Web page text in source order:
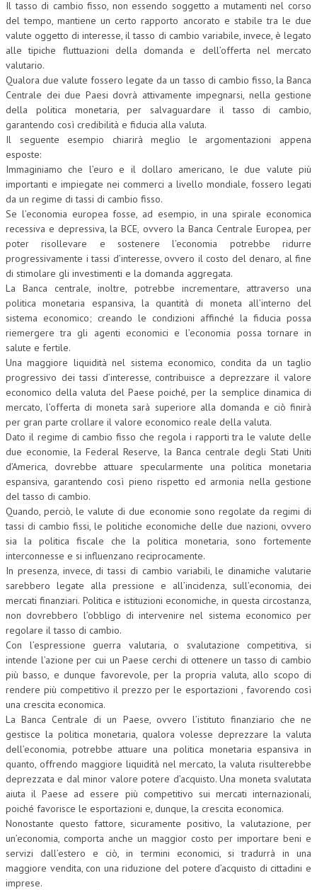
Il tasso di cambio fisso, non essendo soggetto a mutamenti nel corso
del tempo, mantiene un certo rapporto ancorato e stabile tra le due
valute oggetto di interesse, il tasso di cambio variabile, invece, è legato
alle tipiche fluttuazioni della domanda e dell’offerta nel mercato
valutario.
Qualora due valute fossero legate da un tasso di cambio fisso, la Banca
Centrale dei due Paesi dovrà attivamente impegnarsi, nella gestione
della politica monetaria, per salvaguardare il tasso di cambio,
garantendo così credibilità e fiducia alla valuta.
Il seguente esempio chiarirà meglio le argomentazioni appena
esposte:
Immaginiamo che l’euro e il dollaro americano, le due valute più
importanti e impiegate nei commerci a livello mondiale, fossero legati
da un regime di tassi di cambio fisso.
Se l’economia europea fosse, ad esempio, in una spirale economica
recessiva e depressiva, la BCE, ovvero la Banca Centrale Europea, per
poter risollevare e sostenere l’economia potrebbe ridurre
progressivamente i tassi d’interesse, ovvero il costo del denaro, al fine
di stimolare gli investimenti e la domanda aggregata.
La Banca centrale, inoltre, potrebbe incrementare, attraverso una
politica monetaria espansiva, la quantità di moneta all’interno del
sistema economico; creando le condizioni affinché la fiducia possa
riemergere tra gli agenti economici e l’economia possa tornare in
salute e fertile.
Una maggiore liquidità nel sistema economico, condita da un taglio
progressivo dei tassi d’interesse, contribuisce a deprezzare il valore
economico della valuta del Paese poiché, per la semplice dinamica di
mercato, l’offerta di moneta sarà superiore alla domanda e ciò finirà
per gran parte crollare il valore economico reale della valuta.
Dato il regime di cambio fisso che regola i rapporti tra le valute delle
due economie, la Federal Reserve, la Banca centrale degli Stati Uniti
d’America, dovrebbe attuare specularmente una politica monetaria
espansiva, garantendo così pieno rispetto ed armonia nella gestione
del tasso di cambio.
Quando, perciò, le valute di due economie sono regolate da regimi di
tassi di cambio fissi, le politiche economiche delle due nazioni, ovvero
sia la politica fiscale che la politica monetaria, sono fortemente
interconnesse e si influenzano reciprocamente.
In presenza, invece, di tassi di cambio variabili, le dinamiche valutarie
sarebbero legate alla pressione e all’incidenza, sull’economia, dei
mercati finanziari. Politica e istituzioni economiche, in questa circostanza,
non dovrebbero l’obbligo di intervenire nel sistema economico per
regolare il tasso di cambio.
Con l’espressione guerra valutaria, o svalutazione competitiva, si
intende l’azione per cui un Paese cerchi di ottenere un tasso di cambio
più basso, e dunque favorevole, per la propria valuta, allo scopo di
rendere più competitivo il prezzo per le esportazioni , favorendo così
una crescita economica.
La Banca Centrale di un Paese, ovvero l’istituto finanziario che ne
gestisce la politica monetaria, qualora volesse deprezzare la valuta
dell’economia, potrebbe attuare una politica monetaria espansiva in
quanto, offrendo maggiore liquidità nel mercato, la valuta risulterebbe
deprezzata e dal minor valore potere d’acquisto. Una moneta svalutata
aiuta il Paese ad essere più competitivo sui mercati internazionali,
poiché favorisce le esportazioni e, dunque, la crescita economica.
Nonostante questo fattore, sicuramente positivo, la valutazione, per
un’economia, comporta anche un maggior costo per importare beni e
servizi dall’estero e ciò, in termini economici, si tradurrà in una
maggiore vendita, con una riduzione del potere d’acquisto di cittadini e
imprese.